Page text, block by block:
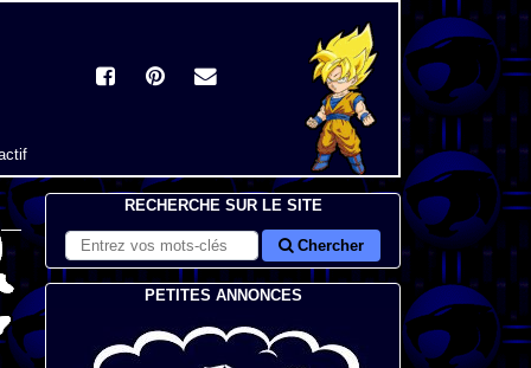
RECHERCHE SUR LE SITE
Chercher
PETITES ANNONCES